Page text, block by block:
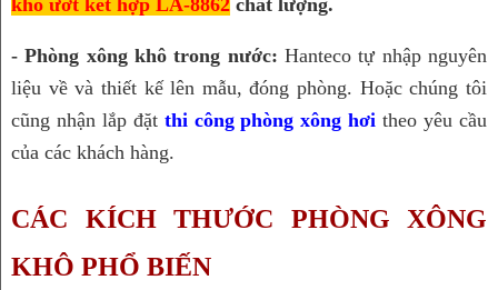
khô ướt kết hợp LA-8862 chất lượng.
- Phòng xông khô trong nước: Hanteco tự nhập nguyên
liệu về và thiết kế lên mẫu, đóng phòng. Hoặc chúng tôi
cũng nhận lắp đặt thi công phòng xông hơi theo yêu cầu
của các khách hàng.
CÁC KÍCH THƯỚC PHÒNG XÔNG
KHÔ PHỔ BIẾN